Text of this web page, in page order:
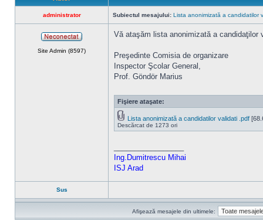
administrator Subiectul mesajului: Lista anonimizată a candidatilor
Site Admin (8597)
Vă ataşăm lista anonimizată a candidaţilor
Preşedinte Comisia de organizare
Inspector Şcolar General,
Prof. Göndör Marius
Fişiere ataşate:
Lista anonimizată a candidatilor validati .pdf
Descărcat de 1273 ori
Ing.Dumitrescu Mihai
ISJ Arad
Sus
Afişează mesajele din ultimele: